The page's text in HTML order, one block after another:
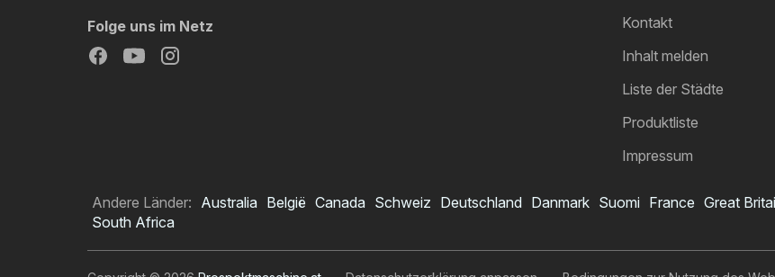
MPREIS Prospekt
Ich möchte den Prospekt abonnieren
Kontakt
Inhalt melden
Liste der Städte
Produktliste
Impressum
Folge uns im Netz
Andere Länder: Australia België Canada Schweiz Deutschland Danmark Suomi France Great
South Africa